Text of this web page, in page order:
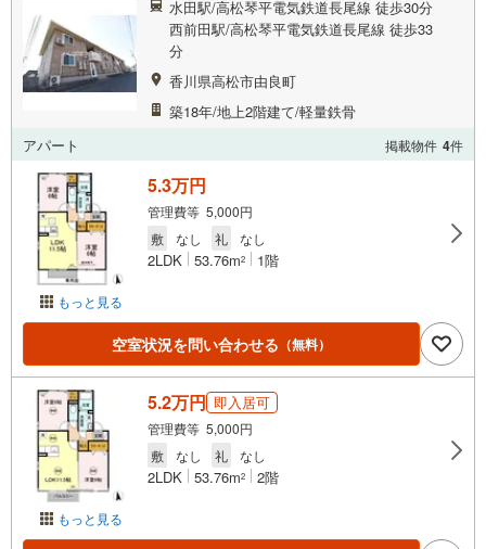
水田駅/高松琴平電気鉄道長尾線 徒歩30分
西前田駅/高松琴平電気鉄道長尾線 徒歩33
分
香川県高松市由良町
築18年/地上2階建て/軽量鉄骨
アパート
掲載物件 4件
もっと見る
5.3万円
管理費等 5,000円
敷
なし 礼 なし
2LDK 53.76m2 1階
空室状況を問い合わせる （無料）
もっと見る
5.2万円 即入居可
管理費等 5,000円
敷
なし 礼 なし
2LDK 53.76m2 2階